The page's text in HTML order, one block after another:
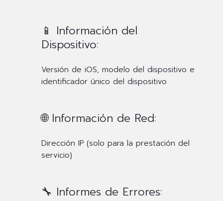
📱 Información del
Dispositivo:
Versión de iOS, modelo del dispositivo e
identificador único del dispositivo
🌐 Información de Red:
Dirección IP (solo para la prestación del
servicio)
🔧 Informes de Errores: